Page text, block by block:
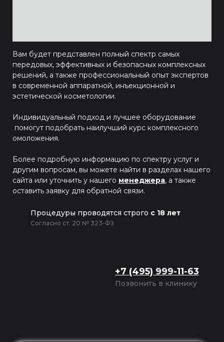
Вам будет представлен полный спектр самых
передовых, эффективных и безопасных комплексных
решений, а также профессиональный опыт экспертов
в современной аппаратной, инъекционной и
эстетической косметологии.
Индивидуальный подход и лучшее оборудование
помогут подобрать наилучший курс комплексного
омоложения.
Более подробную информацию по спектру услуг и
другим вопросам, вы можете найти в разделах нашего
сайта или уточнить у нашего менеджера, а также
оставить заявку для обратной связи.
Процедуры проводятся строго с 18 лет
Согласно ст. 20 № 323-ФЗ
+7 (495) 999-11-63
Позвонить в клинику